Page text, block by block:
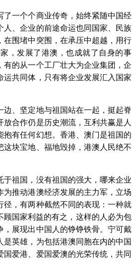
一个个商业传奇，始终紧随中国经
、企业的前途命运也同国家、民族
围堵中突围，在承压中超越，用行
，发展了港澳，也成就了自身的事
的从一个工厂壮大为企业集团，企
共同体，只有将企业发展汇入国家
、坚定地与祖国站在一起，挺起脊
合作仍是历史潮流，互利共赢是人
有任何幻想。香港、澳门是祖国的
块宝地、福地毁掉，港澳人民绝不
祖国，没有祖国的强大，哪来企业
推动港澳经济发展的主力军，立场
径，有两种截然不同的表现：一种就
顾国家利益的有之，这样的人必为包
展现出中国人的铮铮铁骨。宁可戴
英雄，为包括港澳同胞在内的中国
爱港、爱国爱澳的光荣传统，共同